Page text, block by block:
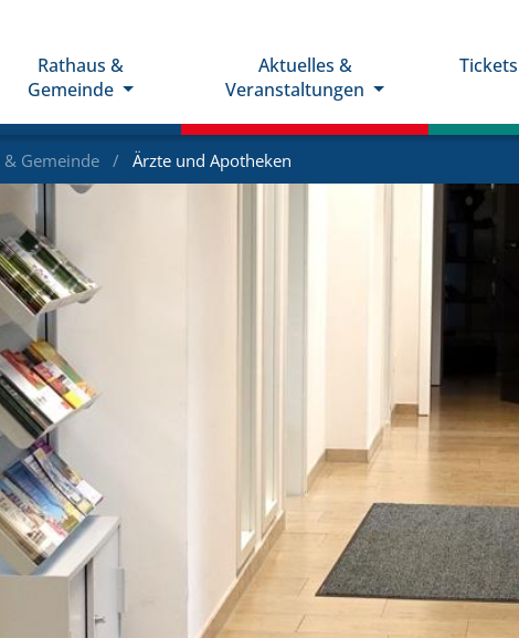
Rathaus &
Gemeinde
Aktuelles &
Veranstaltungen
& Gemeinde Ärzte und Apotheken